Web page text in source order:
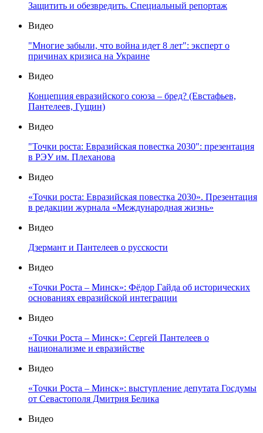
Защитить и обезвредить. Специальный репортаж
Видео
"Многие забыли, что война идет 8 лет": эксперт о
причинах кризиса на Украине
Видео
Концепция евразийского союза – бред? (Евстафьев,
Пантелеев, Гущин)
Видео
"Точки роста: Евразийская повестка 2030": презентация
в РЭУ им. Плеханова
Видео
«Точки роста: Евразийская повестка 2030». Презентация
в редакции журнала «Международная жизнь»
Видео
Дзермант и Пантелеев о русскости
Видео
«Точки Роста – Минск»: Фёдор Гайда об исторических
основаниях евразийской интеграции
Видео
«Точки Роста – Минск»: Сергей Пантелеев о
национализме и евразийстве
Видео
«Точки Роста – Минск»: выступление депутата Госдумы
от Севастополя Дмитрия Белика
Видео